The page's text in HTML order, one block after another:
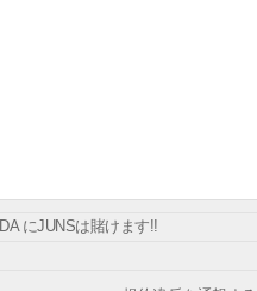
にJUNSは賭けます!!